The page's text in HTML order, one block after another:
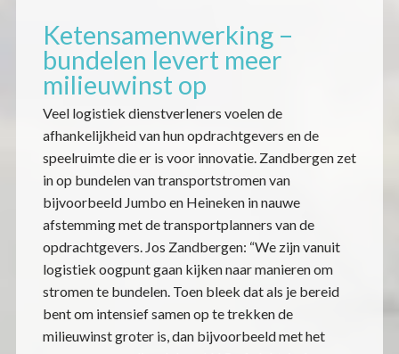
Ketensamenwerking –
bundelen levert meer
milieuwinst op
Veel logistiek dienstverleners voelen de
afhankelijkheid van hun opdrachtgevers en de
speelruimte die er is voor innovatie. Zandbergen zet
in op bundelen van transportstromen van
bijvoorbeeld Jumbo en Heineken in nauwe
afstemming met de transportplanners van de
opdrachtgevers. Jos Zandbergen: “We zijn vanuit
logistiek oogpunt gaan kijken naar manieren om
stromen te bundelen. Toen bleek dat als je bereid
bent om intensief samen op te trekken de
milieuwinst groter is, dan bijvoorbeeld met het